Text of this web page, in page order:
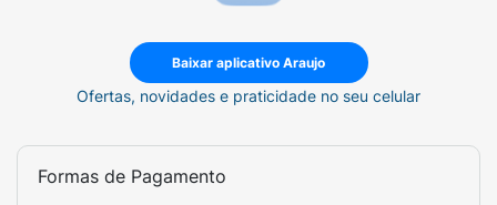
Baixar aplicativo Araujo
Ofertas, novidades e praticidade no seu celular
Formas de Pagamento